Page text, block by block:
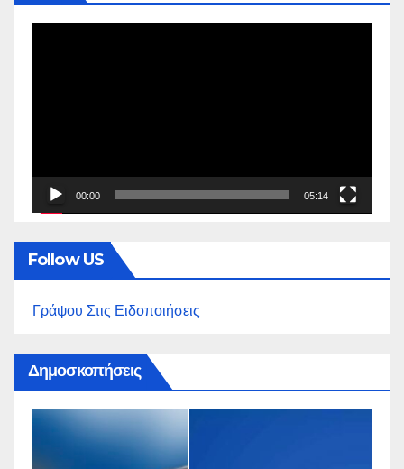
00:00 05:14
Follow US
Γράψου Στις Ειδοποιήσεις
Δημοσκοπήσεις